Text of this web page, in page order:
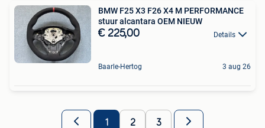
BMW F25 X3 F26 X4 M PERFORMANCE
stuur alcantara OEM NIEUW
€ 225,00 Details
Baarle-Hertog 3 aug 26
1 2 3